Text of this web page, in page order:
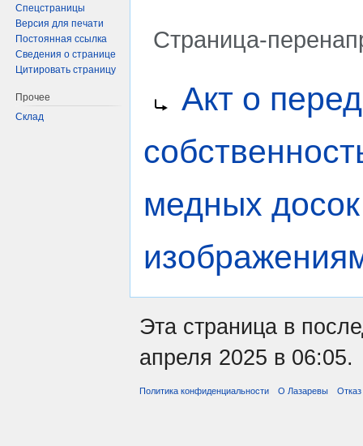
Страница-
навигации
поиску
Акт о
медных
Спецстраницы
Версия для печати
Постоянная ссылка
Сведения о странице
Цитировать страницу
Прочее
Склад
Эта страница в
апреля 2025 в 06:05.
Политика конфиденциальности О Лазаревы Отказ